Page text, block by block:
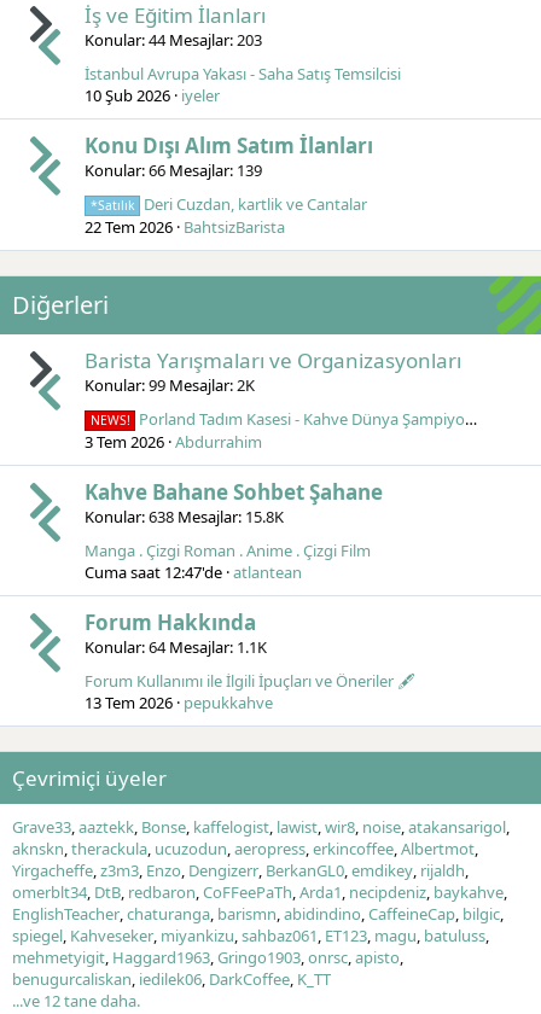
İş ve Eğitim İlanları
Konular 44 Mesajlar 203
İstanbul Avrupa Yakası - Saha Satış Temsilcisi
10 Şub 2026 iyeler
Konu Dışı Alım Satım İlanları
Konular 66 Mesajlar 139
*Satılık
Deri Cuzdan, kartlik ve Cantalar
22 Tem 2026 BahtsizBarista
Diğerleri
Barista Yarışmaları ve Organizasyonları
Konular 99 Mesajlar 2K
NEWS!
Porland Tadım Kasesi - Kahve Dünya Şampiyonalarında Bir Türk
3 Tem 2026 Abdurrahim
Kahve Bahane Sohbet Şahane
Konular 638 Mesajlar 15.8K
Manga . Çizgi Roman . Anime . Çizgi Film
Cuma saat 12:47'de atlantean
Forum Hakkında
Konular 64 Mesajlar 1.1K
Forum Kullanımı ile İlgili İpuçları ve Öneriler 🖋️
13 Tem 2026 pepukkahve
Çevrimiçi üyeler
Grave33 aaztekk Bonse kaffelogist lawist wir8 noise atakansarigol
aknskn therackula ucuzodun aeropress erkincoffee Albertmot
Yirgacheffe z3m3 Enzo Dengizerr BerkanGL0 emdikey rijaldh
omerblt34 DtB redbaron CoFFeePaTh Arda1 necipdeniz baykahve
EnglishTeacher chaturanga barismn abidindino CaffeineCap bilgic
spiegel Kahveseker miyankizu sahbaz061 ET123 magu batuluss
mehmetyigit Haggard1963 Gringo1903 onrsc apisto
benugurcaliskan iedilek06 DarkCoffee K_TT
...ve 12 tane daha.